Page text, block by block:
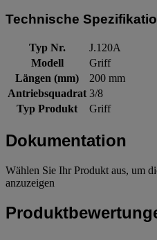
Technische
Typ Nr.
J.120A
Modell
Griff
Längen (mm)
200 mm
Antriebsquadrat 3/8
Typ Produkt
Griff
Dokumentation
Wählen Sie Ihr Produkt aus, um
anzuzeigen